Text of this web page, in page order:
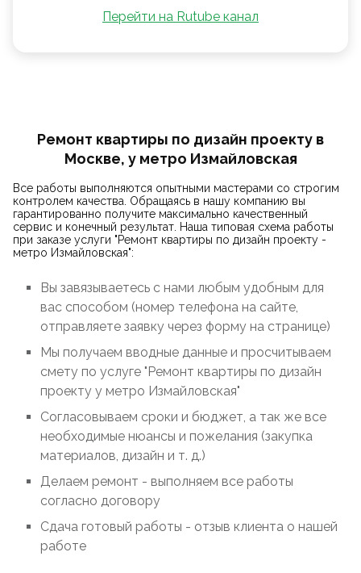
Перейти на Rutube канал
Ремонт квартиры по дизайн проекту в
Москве, у метро Измайловская
Все работы выполняются опытными мастерами со строгим
контролем качества. Обращаясь в нашу компанию вы
гарантированно получите максимально качественный
сервис и конечный результат. Наша типовая схема работы
при заказе услуги "Ремонт квартиры по дизайн проекту -
метро Измайловская":
Вы завязываетесь с нами любым удобным для
вас способом (номер телефона на сайте,
отправляете заявку через форму на странице)
Мы получаем вводные данные и просчитываем
смету по услуге "Ремонт квартиры по дизайн
проекту у метро Измайловская"
Согласовываем сроки и бюджет, а так же все
необходимые нюансы и пожелания (закупка
материалов, дизайн и т. д.)
Делаем ремонт - выполняем все работы
согласно договору
Сдача готовый работы - отзыв клиента о нашей
работе